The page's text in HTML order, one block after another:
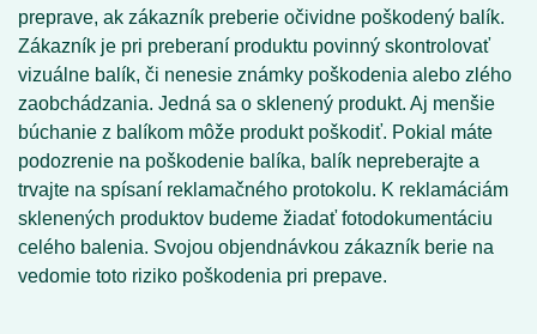
preprave, ak zákazník preberie očividne poškodený balík.
Zákazník je pri preberaní produktu povinný skontrolovať
vizuálne balík, či nenesie známky poškodenia alebo zlého
zaobchádzania. Jedná sa o sklenený produkt. Aj menšie
búchanie z balíkom môže produkt poškodiť. Pokial máte
podozrenie na poškodenie balíka, balík nepreberajte a
trvajte na spísaní reklamačného protokolu. K reklamáciám
sklenených produktov budeme žiadať fotodokumentáciu
celého balenia. Svojou objendnávkou zákazník berie na
vedomie toto riziko poškodenia pri prepave.